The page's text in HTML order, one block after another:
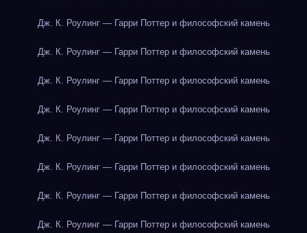
Дж. К. Роулинг — Гарри Поттер и философский камень
Дж. К. Роулинг — Гарри Поттер и философский камень
Дж. К. Роулинг — Гарри Поттер и философский камень
Дж. К. Роулинг — Гарри Поттер и философский камень
Дж. К. Роулинг — Гарри Поттер и философский камень
Дж. К. Роулинг — Гарри Поттер и философский камень
Дж. К. Роулинг — Гарри Поттер и философский камень
Дж. К. Роулинг — Гарри Поттер и философский камень